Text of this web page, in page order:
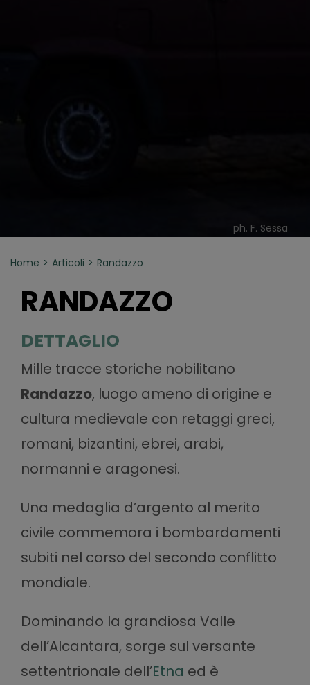
ph. F. Sessa
Home Articoli Randazzo
RANDAZZO
DETTAGLIO
Mille tracce storiche nobilitano
Randazzo, luogo ameno di origine e
cultura medievale con retaggi greci,
romani, bizantini, ebrei, arabi,
normanni e aragonesi.
Una medaglia d’argento al merito
civile commemora i bombardamenti
subiti nel corso del secondo conflitto
mondiale.
Dominando la grandiosa Valle
dell’Alcantara, sorge sul versante
settentrionale dell’Etna ed è